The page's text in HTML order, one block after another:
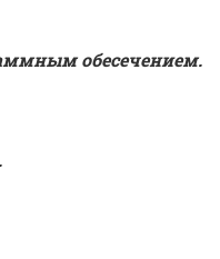
обесечением.